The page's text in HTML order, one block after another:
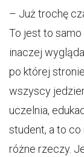
– Już trochę
To jest to samo
inaczej
po której
wszyscy
uczelnia,
student, a to co
różne rzeczy.